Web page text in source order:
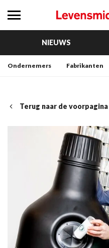
NIEUWS
Ondernemers Fabrikanten
Terug naar de voorpagina